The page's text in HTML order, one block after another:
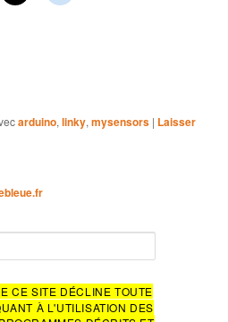
arduino,linky,mysensors | Laisser
CE SITE DÉCLINE TOUTE
À L'UTILISATION DES